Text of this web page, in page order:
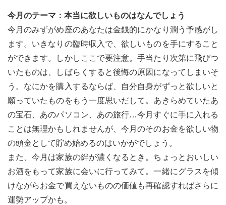
今月のテーマ：本当に欲しいものはなんでしょう
今月のみずがめ座のあなたは金銭的にかなり潤う予感がし
ます。いきなりの臨時収入で、欲しいものを手にすること
ができます。しかしここで要注意。手当たり次第に飛びつ
いたものは、しばらくすると後悔の原因になってしまいそ
う。なにかを購入するならば、自分自身がずっと欲しいと
願っていたものをもう一度思いだして。あきらめていたあ
の宝石、あのパソコン、あの旅行…今月すぐに手に入れる
ことは無理かもしれませんが、今月のそのお金を欲しい物
の頭金として貯め始めるのはいかがでしょう。
また、今月は家族の絆が濃くなるとき。ちょっとおいしい
お酒をもって家族に会いに行ってみて。一緒にグラスを傾
けながらお金で買えないものの価値も再確認すればさらに
運勢アップかも。